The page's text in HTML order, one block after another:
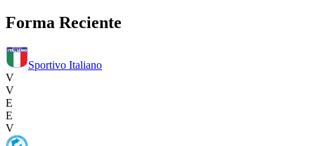
Forma Reciente
Sportivo Italiano
V
V
E
E
V